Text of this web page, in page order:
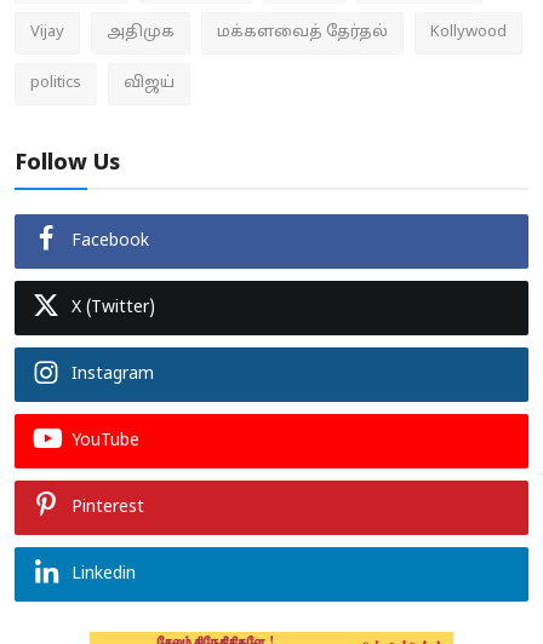
Vijay அதிமுக மக்களவைத் தேர்தல் Kollywood
politics விஜய்
Follow Us
Facebook
X (Twitter)
Instagram
YouTube
Pinterest
Linkedin